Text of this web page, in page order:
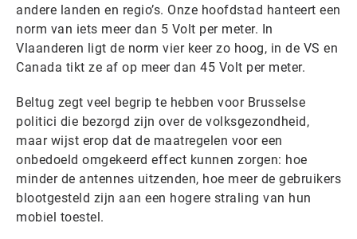
andere landen en regio’s. Onze hoofdstad hanteert een
norm van iets meer dan 5 Volt per meter. In
Vlaanderen ligt de norm vier keer zo hoog, in de VS en
Canada tikt ze af op meer dan 45 Volt per meter.
Beltug zegt veel begrip te hebben voor Brusselse
politici die bezorgd zijn over de volksgezondheid,
maar wijst erop dat de maatregelen voor een
onbedoeld omgekeerd effect kunnen zorgen: hoe
minder de antennes uitzenden, hoe meer de gebruikers
blootgesteld zijn aan een hogere straling van hun
mobiel toestel.